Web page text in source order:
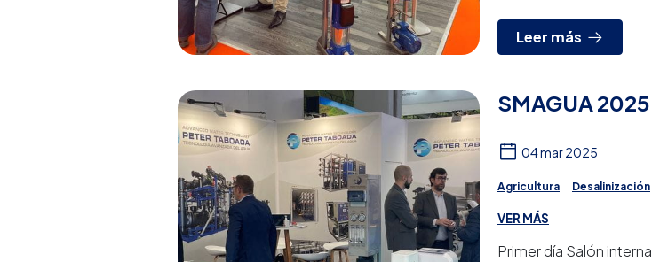
Leer más
SMAGUA 2025
04 mar 2025
Agricultura Desalinización
Ósmosis Inversa
VER MÁS
Primer día Salón internacional del agua